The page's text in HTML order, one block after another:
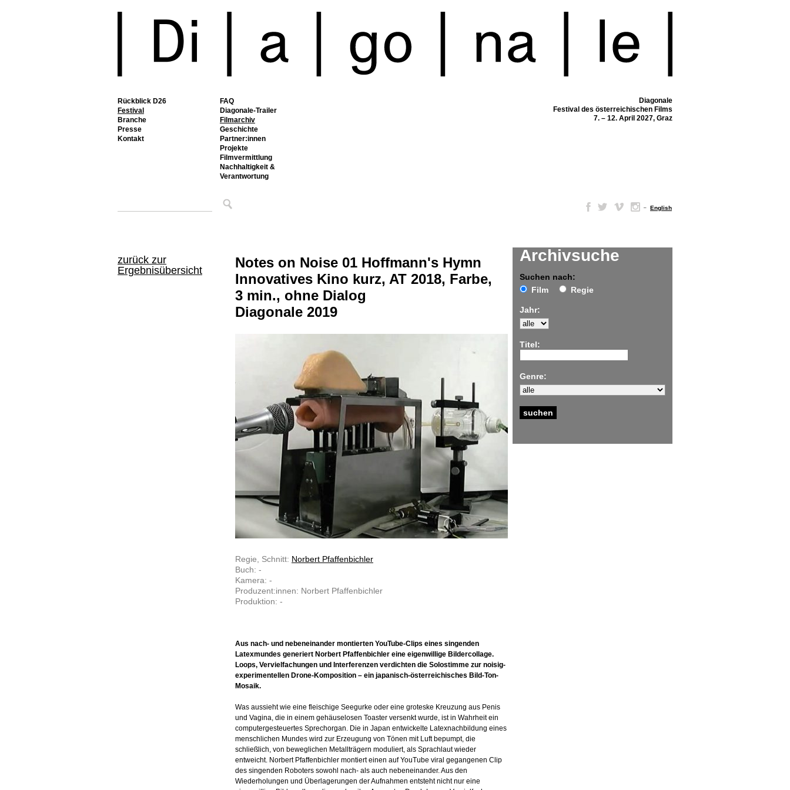
Rückblick D26
Festival
FAQ
Diagonale-Trailer
Filmarchiv
Geschichte
Partner:innen
Projekte
Filmvermittlung
Nachhaltigkeit &
Verantwortung
Branche
Presse
Kontakt
Diagonale
Festival des österreichischen Films
7. – 12. April 2027, Graz
– English
zurück zur
Ergebnisübersicht
Archivsuche
Suchen nach:
Film
Regie
Jahr:
Titel:
Genre:
Notes on Noise 01 Hoffmann's Hymn
Innovatives Kino kurz, AT 2018, Farbe,
3 min., ohne Dialog
Diagonale 2019
Regie, Schnitt: Norbert Pfaffenbichler
Buch: -
Kamera: -
Produzent:innen: Norbert Pfaffenbichler
Produktion: -
Aus nach- und nebeneinander montierten YouTube-Clips eines singenden
Latexmundes generiert Norbert Pfaffenbichler eine eigenwillige Bildercollage.
Loops, Vervielfachungen und Interferenzen verdichten die Solostimme zur noisig-
experimentellen Drone-Komposition – ein japanisch-österreichisches Bild-Ton-
Mosaik.
Was aussieht wie eine fleischige Seegurke oder eine groteske Kreuzung aus Penis
und Vagina, die in einem gehäuselosen Toaster versenkt wurde, ist in Wahrheit ein
computergesteuertes Sprechorgan. Die in Japan entwickelte Latexnachbildung eines
menschlichen Mundes wird zur Erzeugung von Tönen mit Luft bepumpt, die
schließlich, von beweglichen Metallträgern moduliert, als Sprachlaut wieder
entweicht. Norbert Pfaffenbichler montiert einen auf YouTube viral gegangenen Clip
des singenden Roboters sowohl nach- als auch nebeneinander. Aus den
Wiederholungen und Überlagerungen der Aufnahmen entsteht nicht nur eine